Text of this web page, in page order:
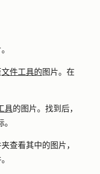
文件工具的 图片。在
具的 图片。找到后，
查看其中的图片，